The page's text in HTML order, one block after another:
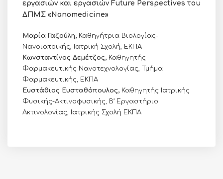
εργασιών και εργασιών Future Perspectives του
ΔΠΜΣ «Nanomedicine»
Μαρία Γαζούλη, Καθηγήτρια Βιολογίας-
Νανοϊατρικής, Ιατρική Σχολή, ΕΚΠΑ
Κωνσταντίνος Δεμέτζος, Καθηγητής
Φαρμακευτικής Νανοτεχνολογίας, Τμήμα
Φαρμακευτικής, ΕΚΠΑ
Ευστάθιος Ευσταθόπουλος, Καθηγητής Ιατρικής
Φυσικής-Ακτινοφυσικής, Β’ Εργαστήριο
Ακτινολογίας, Ιατρικής Σχολή ΕΚΠΑ